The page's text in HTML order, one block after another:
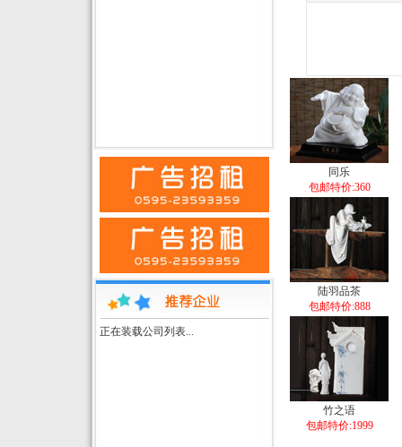
正在装载公司列表...
同乐
包邮特价:360
陆羽品茶
包邮特价:888
竹之语
包邮特价:1999